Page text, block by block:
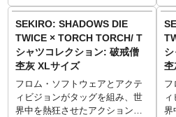
XXLサイズ （84cm／68cm／
60cm／26cm）
──────────────────
■マテリアル
綿100% 5.6oz ヘビーウェイトボ
ディ
※杢灰のみ 綿90%、ポリエステ
ル10% 5.6oz ヘビーウェイトボ
■
綿
デ
※
ル
何度洗っても型崩れしづらく風
合いが出るのが特徴です。
──────────────────
■サイズ（着丈／身幅／肩幅／袖
丈）
Sサイズ （65cm／49cm／42cm
／19cm）
Mサイズ （69cm／52cm／46cm
何
合
■
丈
S
M
プレイヤーに苦戦を強いた強敵
「破戒僧」。高笑いとともに長
刀をふるう彼女の姿を、フロ
ム・ソフトウェア作品に関する
数々のファンアートが人気のイ
ラストレーター・芳川氏が耽美
な鉛筆画で描き下ろし。洗練さ
プ
ム
数
な
SEKIRO: SHADOWS DIE
TWICE × TORCH TORCH/ T
シャツコレクション: 破戒僧
杢灰 XLサイズ
フロム・ソフトウェアとアクテ
ィビジョンがタッグを組み、世
界中を熱狂させたアクション・
フ
界